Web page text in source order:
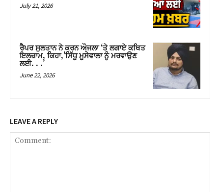
July 21, 2026
ਰੈਪਰ ਸੁਲਤਾਨ ਨੇ ਕਰਨ ਔਜਲਾ ‘ਤੇ ਲਗਾਏ ਕਥਿਤ
ਇਲਜ਼ਾਮ, ਕਿਹਾ,’ਸਿੱਧੂ ਮੂਸੇਵਾਲਾ ਨੂੰ ਮਰਵਾਉਣ
ਲਈ. . .’
June 22, 2026
LEAVE A REPLY